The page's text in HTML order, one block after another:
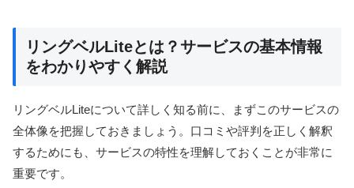
リングベルLiteとは？サービスの基本情報
をわかりやすく解説
リングベルLiteについて詳しく知る前に、まずこのサービスの
全体像を把握しておきましょう。口コミや評判を正しく解釈
するためにも、サービスの特性を理解しておくことが非常に
重要です。